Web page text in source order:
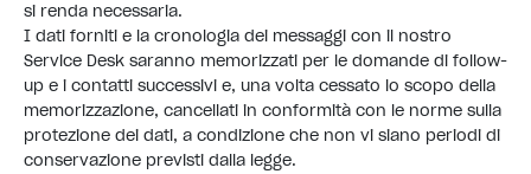
si renda necessaria.
I dati forniti e la cronologia dei messaggi con il nostro
Service Desk saranno memorizzati per le domande di follow-
up e i contatti successivi e, una volta cessato lo scopo della
memorizzazione, cancellati in conformità con le norme sulla
protezione dei dati, a condizione che non vi siano periodi di
conservazione previsti dalla legge.